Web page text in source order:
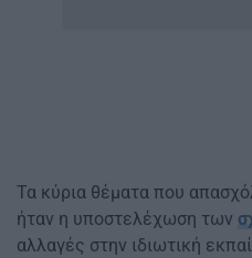
Τα κύρια θέματα που
ήταν η υποστελέχωση των
αλλαγές στην ιδιωτική